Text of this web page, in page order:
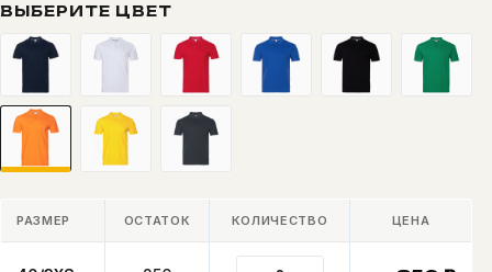
–
960 ₽
ВЫБЕРИТЕ ЦВЕТ
РАЗМЕР ОСТАТОК КОЛИЧЕСТВО ЦЕНА